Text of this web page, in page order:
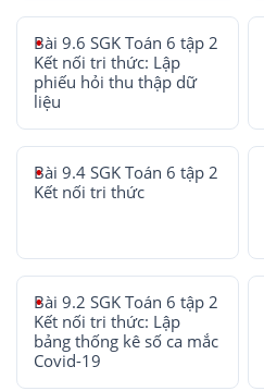
Bài 9.6 SGK Toán 6 tập 2
Kết nối tri thức: Lập
phiếu hỏi thu thập dữ
liệu
Bài 9.4 SGK Toán 6 tập 2
Kết nối tri thức
Bài 9.2 SGK Toán 6 tập 2
Kết nối tri thức: Lập
bảng thống kê số ca mắc
Covid-19